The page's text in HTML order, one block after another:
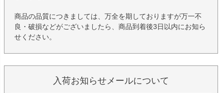
商品の品質につきましては、万全を期しておりますが万一不
良・破損などがございましたら、商品到着後3日以内にお知ら
せください。
入荷お知らせメールについて